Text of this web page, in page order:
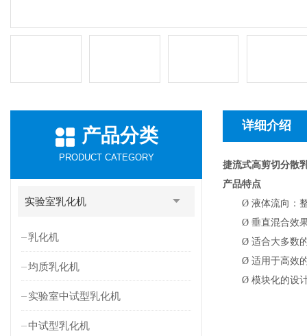
产品分类
PRODUCT CATEGORY
实验室乳化机
乳化机
均质乳化机
实验室中试型乳化机
中试型乳化机
详细介绍
捷流式高剪切分散
产品特点
Ø 液体流向：
Ø 垂直混合效
Ø 适合大多数
Ø 适用于高效
Ø 模块化的设